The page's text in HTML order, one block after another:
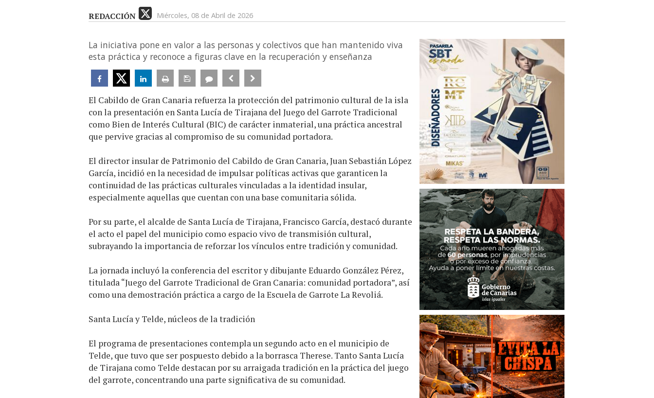
REDACCIÓN Miércoles, 08 de Abril de 2026
La iniciativa pone en valor a las personas y colectivos que han mantenido viva
esta práctica y reconoce a figuras clave en la recuperación y enseñanza
El Cabildo de Gran Canaria refuerza la protección del patrimonio cultural de la isla
con la presentación en Santa Lucía de Tirajana del Juego del Garrote Tradicional
como Bien de Interés Cultural (BIC) de carácter inmaterial, una práctica ancestral
que pervive gracias al compromiso de su comunidad portadora.
El director insular de Patrimonio del Cabildo de Gran Canaria, Juan Sebastián López
García, incidió en la necesidad de impulsar políticas activas que garanticen la
continuidad de las prácticas culturales vinculadas a la identidad insular,
especialmente aquellas que cuentan con una base comunitaria sólida.
Por su parte, el alcalde de Santa Lucía de Tirajana, Francisco García, destacó durante
el acto el papel del municipio como espacio vivo de transmisión cultural,
subrayando la importancia de reforzar los vínculos entre tradición y comunidad.
La jornada incluyó la conferencia del escritor y dibujante Eduardo González Pérez,
titulada “Juego del Garrote Tradicional de Gran Canaria: comunidad portadora”, así
como una demostración práctica a cargo de la Escuela de Garrote La Revoliá.
Santa Lucía y Telde, núcleos de la tradición
El programa de presentaciones contempla un segundo acto en el municipio de
Telde, que tuvo que ser pospuesto debido a la borrasca Therese. Tanto Santa Lucía
de Tirajana como Telde destacan por su arraigada tradición en la práctica del juego
del garrote, concentrando una parte significativa de su comunidad.